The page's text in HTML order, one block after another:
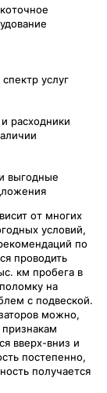
услуг
расходники
выгодные
от многих
условий,
по
проводить
км пробега в
на
с подвеской.
можно,
вверх-вниз и
постепенно,
получается